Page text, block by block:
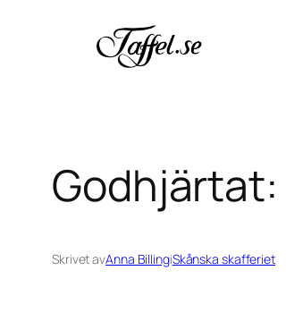
Skrivet avAnna BillingiSkånska skafferiet